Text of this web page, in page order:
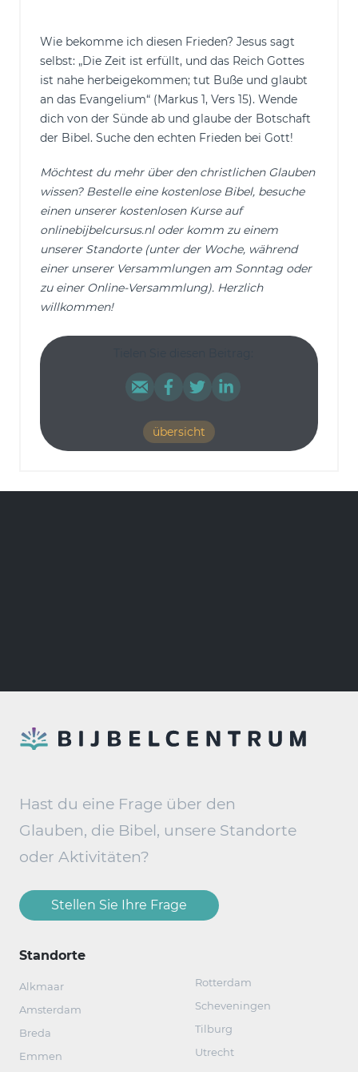
Wie bekomme ich diesen Frieden? Jesus sagt
selbst: „Die Zeit ist erfüllt, und das Reich Gottes
ist nahe herbeigekommen; tut Buße und glaubt
an das Evangelium“ (Markus 1, Vers 15). Wende
dich von der Sünde ab und glaube der Botschaft
der Bibel. Suche den echten Frieden bei Gott!
Möchtest du mehr über den christlichen Glauben
wissen? Bestelle eine kostenlose Bibel, besuche
einen unserer kostenlosen Kurse auf
onlinebijbelcursus.nl oder komm zu einem
unserer Standorte (unter der Woche, während
einer unserer Versammlungen am Sonntag oder
zu einer Online-Versammlung). Herzlich
willkommen!
übersicht
Hast du eine Frage über den
Glauben, die Bibel, unsere Standorte
oder Aktivitäten?
Stellen Sie Ihre Frage
Standorte
Alkmaar
Amsterdam
Breda
Emmen
Rotterdam
Scheveningen
Tilburg
Utrecht